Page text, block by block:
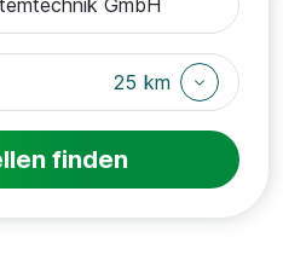
25 km
finden